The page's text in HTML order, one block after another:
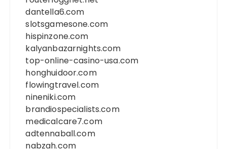
dantella6.com
slotsgamesone.com
hispinzone.com
kalyanbazarnights.com
top-online-casino-usa.com
honghuidoor.com
flowingtravel.com
nineniki.com
brandiospecialists.com
medicalcare7.com
adtennaball.com
nabzah.com